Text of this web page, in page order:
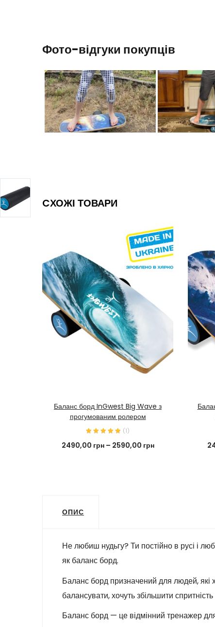
Фото-відгуки покупців
CХОЖІ ТОВАРИ
Баланс борд InGwest Big Wave з
прогумованим ролером
(1)
2490,00 грн– 2590,00 грн
ОПИС
Не любиш нудьгу? Ти постійно в русі і
як баланс борд.
Баланс борд призначений для людей, які
балансувати, хочуть збільшити
Баланс борд — це відмінний тренажер